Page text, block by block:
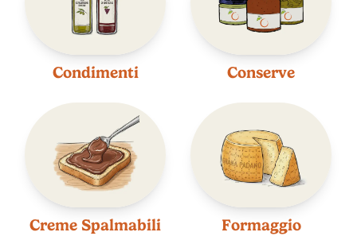
Condimenti Conserve
Creme Spalmabili Formaggio